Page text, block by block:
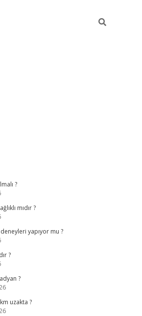
?
mıdır ?
yapıyor mu ?
?
?
uzakta ?